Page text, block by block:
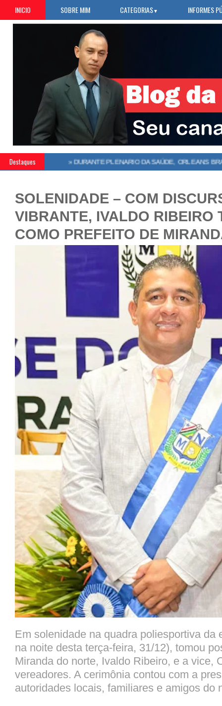
INICIO SOBRE MIM CATEGORIAS▼ INFORMES
Destaques
SOLENIDADE – COM
VIBRANTE, IVALDO RIBEIRO
COMO PREFEITO DE
Em solenidade na quadra poliesportiva da
na noite desta terça-feira, 31/12), tomou
Miranda do norte, Ivaldo Ribeiro, e a vice,
vereadores. A cerimônia contou com a
autoridades locais, familiares e amigos do